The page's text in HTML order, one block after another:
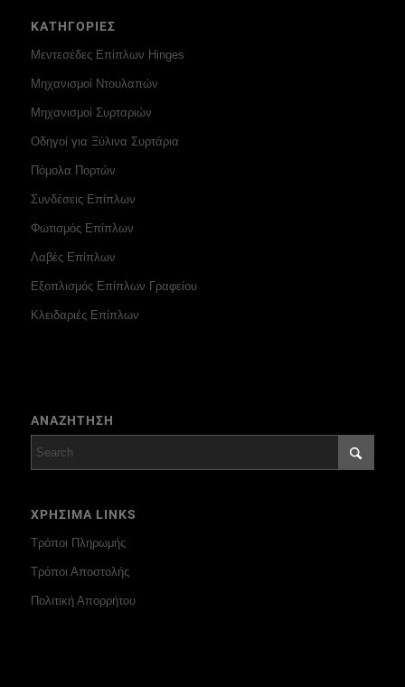
ΚΑΤΗΓΟΡΙΕΣ
Μεντεσέδες Επίπλων Hinges
Μηχανισμοί Ντουλαπών
Μηχανισμοί Συρταριών
Οδηγοί για Ξύλινα Συρτάρια
Πόμολα Πορτών
Συνδέσεις Επίπλων
Φωτισμός Επίπλων
Λαβές Επίπλων
Εξοπλισμός Επίπλων Γραφείου
Κλειδαριές Επίπλων
ΑΝΑΖΗΤΗΣΗ
ΧΡΗΣΙΜΑ LINKS
Τρόποι Πληρωμής
Τρόποι Αποστολής
Πολιτική Απορρήτου